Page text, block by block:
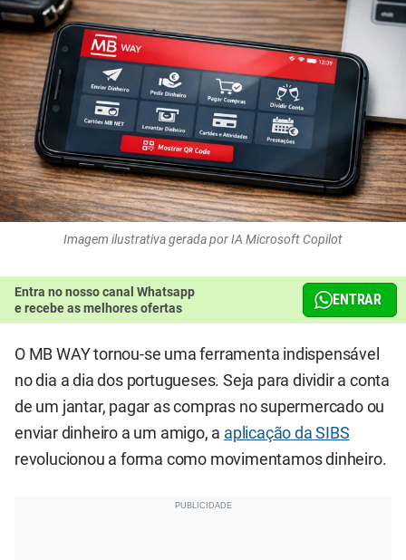
Imagem ilustrativa gerada por IA Microsoft Copilot
Entra no nosso canal Whatsapp
e recebe as melhores ofertas
ENTRAR
O MB WAY tornou-se uma ferramenta indispensável
no dia a dia dos portugueses. Seja para dividir a conta
de um jantar, pagar as compras no supermercado ou
enviar dinheiro a um amigo, a aplicação da SIBS
revolucionou a forma como movimentamos dinheiro.